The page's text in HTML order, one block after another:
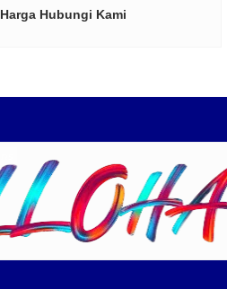
Harga Hubungi Kami